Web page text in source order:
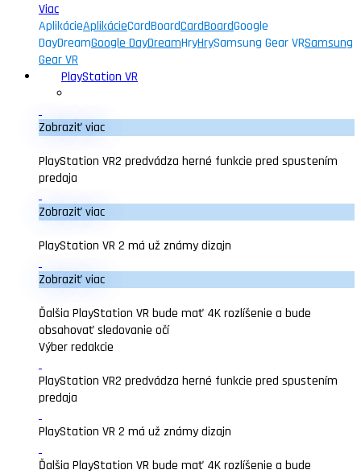
Viac
AplikácieAplikácieCardBoardCardBoardGoogle
DayDreamGoogle DayDreamHryHrySamsung Gear VRSamsung
Gear VR
PlayStation VR
Zobraziť viac
PlayStation VR2 predvádza herné funkcie pred spustením
predaja
Zobraziť viac
PlayStation VR 2 má už známy dizajn
Zobraziť viac
Ďalšia PlayStation VR bude mať 4K rozlíšenie a bude
obsahovať sledovanie očí
Výber redakcie
PlayStation VR2 predvádza herné funkcie pred spustením
predaja
PlayStation VR 2 má už známy dizajn
Ďalšia PlayStation VR bude mať 4K rozlíšenie a bude